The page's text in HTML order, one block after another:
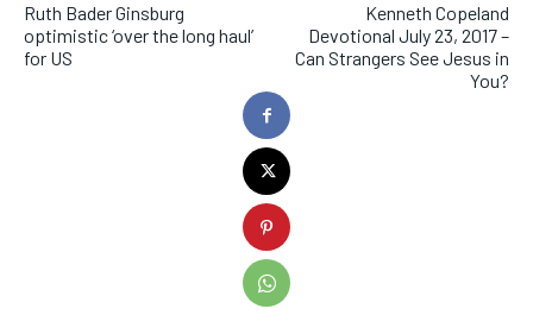
Ruth Bader Ginsburg
optimistic ‘over the long haul’
for US
Kenneth Copeland
Devotional July 23, 2017 –
Can Strangers See Jesus in
You?